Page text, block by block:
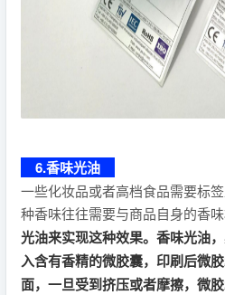
6.香味光油
一些化妆品或者高档食品需要标
种香味往往需要与商品自身的香
光油来实现这种效果。香味光油
入含有香精的微胶囊，印刷后微
面，一旦受到挤压或者摩擦，微